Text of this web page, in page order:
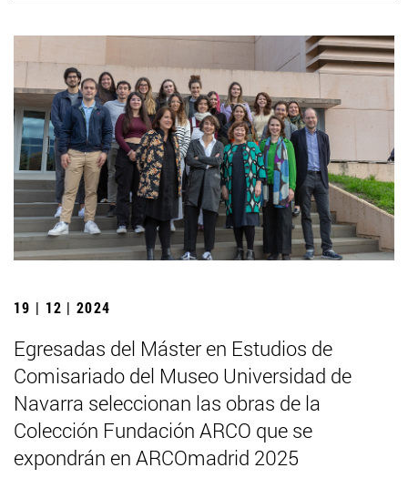
19 | 12 | 2024
Egresadas del Máster en Estudios de
Comisariado del Museo Universidad de
Navarra seleccionan las obras de la
Colección Fundación ARCO que se
expondrán en ARCOmadrid 2025